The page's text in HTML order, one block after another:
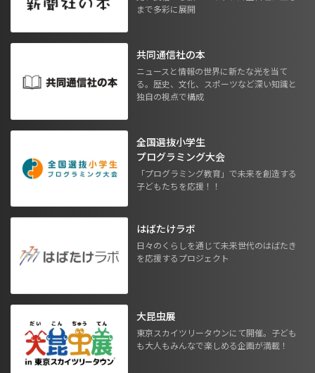
まで多彩に展開
共同通信社の本
ニュースと情報の世界に新たな光を当て
る。歴史、文化、スポーツなど深い知識と
独自の視点で構成
全国選抜小学生
プログラミング大会
「プログラミング教育」で未来を創造する
子どもたちを応援！！
はばたけラボ
日々のくらしを通じて未来世代のはばたき
を応援するプロジェクト
大昆虫展
東京スカイツリータウンにて開催。子ども
も大人もみんなで楽しめる企画が満載！